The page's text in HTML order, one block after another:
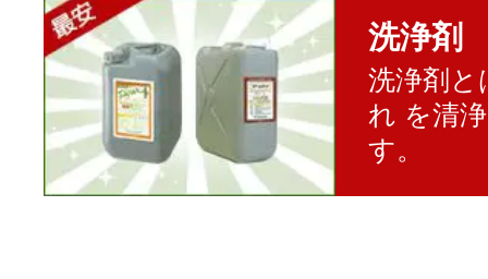
洗浄剤
洗浄剤と
れ を清
す。